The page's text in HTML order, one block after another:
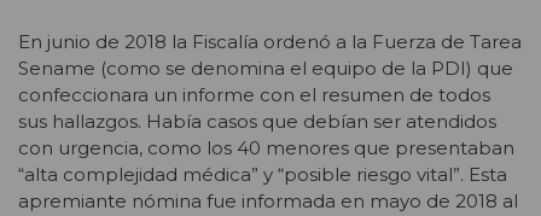
En junio de 2018 la Fiscalía ordenó a la Fuerza de Tarea
Sename (como se denomina el equipo de la PDI) que
confeccionara un informe con el resumen de todos
sus hallazgos. Había casos que debían ser atendidos
con urgencia, como los 40 menores que presentaban
“alta complejidad médica” y “posible riesgo vital”. Esta
apremiante nómina fue informada en mayo de 2018 al